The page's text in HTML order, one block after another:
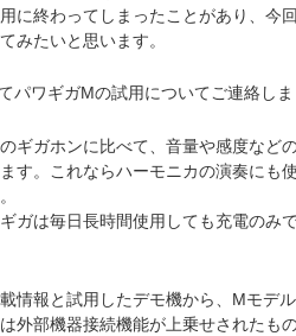
に終わってしまったことがあり、今
みたいと思います。
パワギガMの試用についてご連絡しま
のギガホンに比べて、音量や感度など
す。これならハーモニカの演奏にも
ガは毎日長時間使用しても充電のみ
情報と試用したデモ機から、Mモデ
外部機器接続機能が上乗せされたも